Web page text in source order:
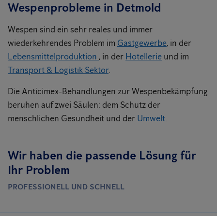
Wespenprobleme in Detmold
Wespen sind ein sehr reales und immer
wiederkehrendes Problem im Gastgewerbe, in der
Lebensmittelproduktion , in der Hotellerie und im
Transport & Logistik Sektor.
Die Anticimex-Behandlungen zur Wespenbekämpfung
beruhen auf zwei Säulen: dem Schutz der
menschlichen Gesundheit und der Umwelt.
Wir haben die passende Lösung für
Ihr Problem
PROFESSIONELL UND SCHNELL